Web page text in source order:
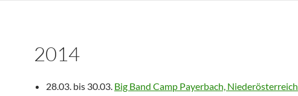
2014
28.03. bis 30.03. Big Band Camp Payerbach, Niederösterreich